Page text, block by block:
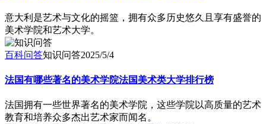
意大利是艺术与文化的摇篮，拥有众多历史悠久且享有盛誉的
美术学院和艺术大学。
百科问答知识问答2025/5/4
法国有哪些著名的美术学院法国美术类大学排行榜
法国拥有一些世界著名的美术学院，这些学院以高质量的艺术
教育和培养众多杰出艺术家而闻名。